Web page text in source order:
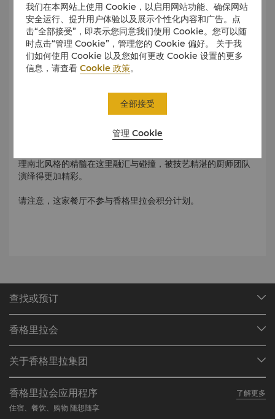
香耀舟山 潮逸绝伦
无论是亲朋欢聚或商务宴请，拾捌香潮都是您的理想之选。在
理南北风格的精髓在这里融汇与碰撞，被技艺精湛的厨师团队
演绎得更加精彩。
请注意，这家餐厅不参与香格里拉会积分计划。
查找或预订
查找预订
餐厅与酒吧
香格里拉会
加入香格里拉会
常见问题
联络我们
关于香格里拉集团
我们的酒店品牌
香格里拉中心
职业发展
企业社会责任
香格里拉会应用程序
了解更多
住宿、餐饮、购物 随想随享
我们在本网站上使用 Cookie，以启用网站功能、确保网站
安全运行、提升用户体验以及展示个性化内容和广告。点
击“全部接受”，即表示您同意我们使用 Cookie。您可以随
时点击“管理 Cookie”，管理您的 Cookie 偏好。 关于我
们如何使用 Cookie 以及您如何更改 Cookie 设置的更多
信息，请查看Cookie 政策。
管理 Cookie
全部接受